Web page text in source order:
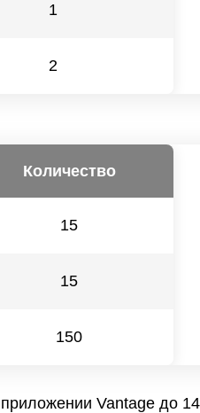
1
2
Количество
15
15
150
Vantage до